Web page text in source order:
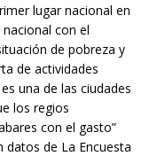
lugar nacional en
con el
de pobreza y
de actividades
una de las ciudades
los regios
con el gasto”
de La Encuesta